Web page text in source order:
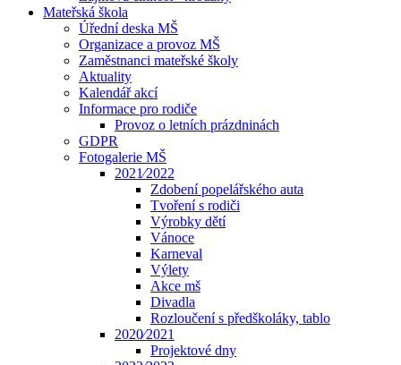
Mateřská škola
Úřední deska MŠ
Organizace a provoz MŠ
Zaměstnanci mateřské školy
Aktuality
Kalendář akcí
Informace pro rodiče
Provoz o letních prázdninách
GDPR
Fotogalerie MŠ
2021⁄2022
Zdobení popelářského auta
Tvoření s rodiči
Výrobky dětí
Vánoce
Karneval
Výlety
Akce mš
Divadla
Rozloučení s předškoláky, tablo
2020⁄2021
Projektové dny